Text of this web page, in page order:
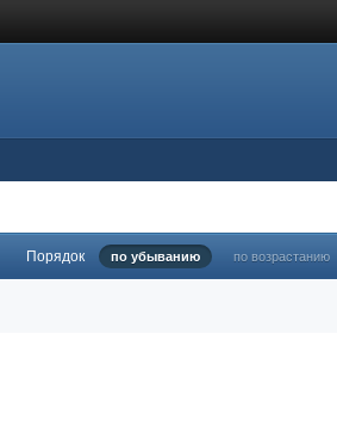
Порядок по убыванию по возрастанию